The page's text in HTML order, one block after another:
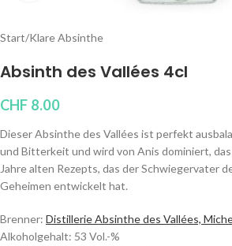
Start/Klare Absinthe
Absinth des Vallées 4cl
CHF 8.00
Dieser Absinthe des Vallées ist perfekt
und Bitterkeit und wird von Anis dominiert,
Jahre alten Rezepts, das der Schwiegervater
Geheimen entwickelt hat.
Brenner: Distillerie Absinthe des Vallées,
Alkoholgehalt: 53 Vol.-%